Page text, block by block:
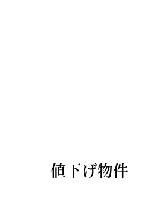
値下げ物件